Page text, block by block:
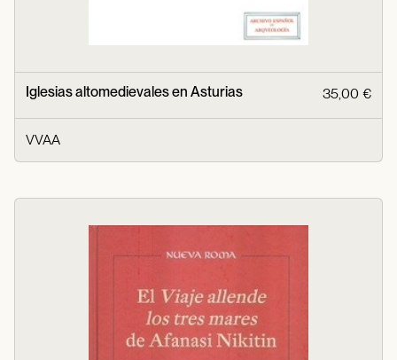
Iglesias altomedievales en Asturias 35,00 €
VVAA